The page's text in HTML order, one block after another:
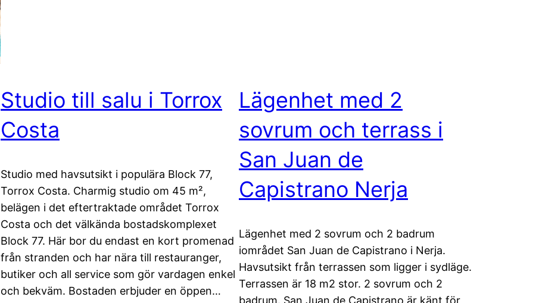
Studio till salu i Torrox
Costa
Studio med havsutsikt i populära Block 77,
Torrox Costa. Charmig studio om 45 m²,
belägen i det eftertraktade området Torrox
Costa och det välkända bostadskomplexet
Block 77. Här bor du endast en kort promenad
från stranden och har nära till restauranger,
butiker och all service som gör vardagen enkel
och bekväm. Bostaden erbjuder en öppen…
Lägenhet med 2
sovrum och terrass i
San Juan de
Capistrano Nerja
Lägenhet med 2 sovrum och 2 badrum
iområdet San Juan de Capistrano i Nerja.
Havsutsikt från terrassen som ligger i sydläge.
Terrassen är 18 m2 stor. 2 sovrum och 2
badrum. San Juan de Capistrano är känt för